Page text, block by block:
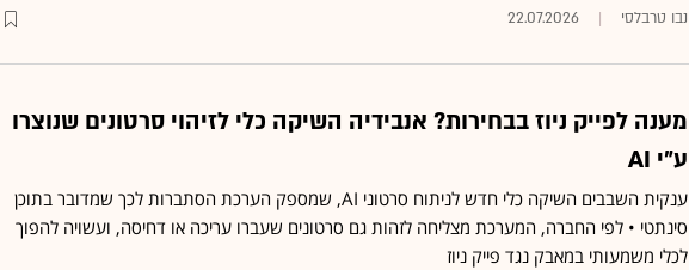
נבו טרבלסי 22.07.2026
מענה לפייק ניוז בבחירות? אנבידיה השיקה כלי לזיהוי סרטונים שנוצרו
ע"י AI
ענקית השבבים השיקה כלי חדש לניתוח סרטוני AI, שמספק הערכת הסתברות לכך שמדובר בתוכן
סינתטי • לפי החברה, המערכת מצליחה לזהות גם סרטונים שעברו עריכה או דחיסה, ועשויה להפוך
לכלי משמעותי במאבק נגד פייק ניוז